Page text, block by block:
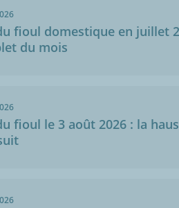
fioul domestique en juillet
du mois
fioul le 3 août 2026 : la